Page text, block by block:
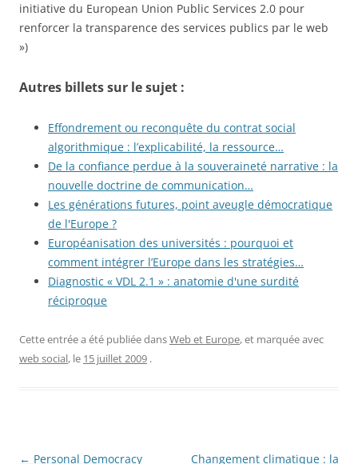
initiative du European Union Public Services 2.0 pour
renforcer la transparence des services publics par le web
»)
Autres billets sur le sujet :
Effondrement ou reconquête du contrat social
algorithmique : l’explicabilité, la ressource…
De la confiance perdue à la souveraineté narrative : la
nouvelle doctrine de communication…
Les générations futures, point aveugle démocratique
de l'Europe ?
Européanisation des universités : pourquoi et
comment intégrer l’Europe dans les stratégies…
Diagnostic « VDL 2.1 » : anatomie d'une surdité
réciproque
Cette entrée a été publiée dansWeb et Europe, et marquée avec
web social, le 15 juillet 2009 .
Navigation
← Personal Democracy
Changement climatique : la